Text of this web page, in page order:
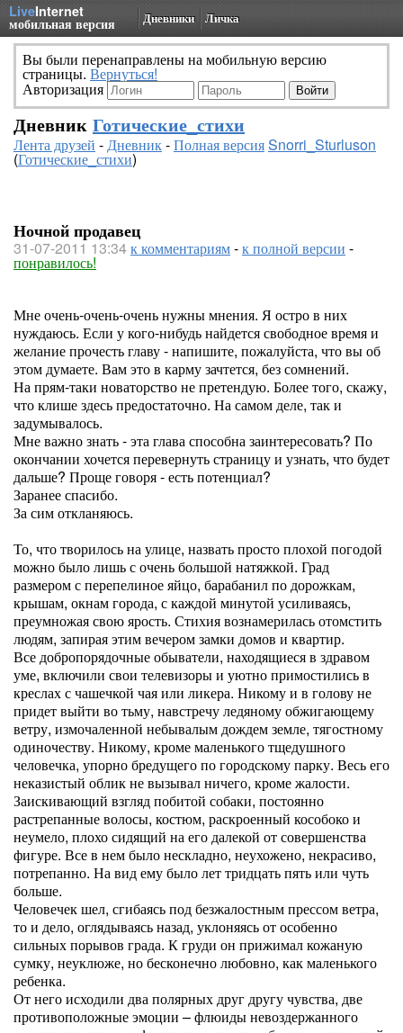
LiveInternet
мобильная версия Дневники Личка
Вы были перенаправлены на мобильную версию
страницы. Вернуться!
Авторизация
Дневник Готические_стихи
Лента друзей -Дневник-Полная версияSnorri_Sturluson
(Готические_стихи)
Ночной продавец
31-07-2011 13:34к комментариям-к полной версии -
понравилось!
Мне очень-очень-очень нужны мнения. Я остро в них
нуждаюсь. Если у кого-нибудь найдется свободное время и
желание прочесть главу - напишите, пожалуйста, что вы об
этом думаете. Вам это в карму зачтется, без сомнений.
На прям-таки новаторство не претендую. Более того, скажу,
что клише здесь предостаточно. На самом деле, так и
задумывалось.
Мне важно знать - эта глава способна заинтересовать? По
окончании хочется перевернуть страницу и узнать, что будет
дальше? Проще говоря - есть потенциал?
Заранее спасибо.
За сим откланяюсь.
То, что творилось на улице, назвать просто плохой погодой
можно было лишь с очень большой натяжкой. Град
размером с перепелиное яйцо, барабанил по дорожкам,
крышам, окнам города, с каждой минутой усиливаясь,
преумножая свою ярость. Стихия вознамерилась отомстить
людям, запирая этим вечером замки домов и квартир.
Все добропорядочные обыватели, находящиеся в здравом
уме, включили свои телевизоры и уютно примостились в
креслах с чашечкой чая или ликера. Никому и в голову не
придет выйти во тьму, навстречу ледяному обжигающему
ветру, измочаленной небывалым дождем земле, тягостному
одиночеству. Никому, кроме маленького тщедушного
человечка, упорно бредущего по городскому парку. Весь его
неказистый облик не вызывал ничего, кроме жалости.
Заискивающий взгляд побитой собаки, постоянно
растрепанные волосы, костюм, раскроенный кособоко и
неумело, плохо сидящий на его далекой от совершенства
фигуре. Все в нем было нескладно, неухожено, некрасиво,
потрепанно. На вид ему было лет тридцать пять или чуть
больше.
Человечек шел, сгибаясь под безжалостным прессом ветра,
то и дело, оглядываясь назад, уклоняясь от особенно
сильных порывов града. К груди он прижимал кожаную
сумку, неуклюже, но бесконечно любовно, как маленького
ребенка.
От него исходили два полярных друг другу чувства, две
противоположные эмоции – флюиды невоздержанного